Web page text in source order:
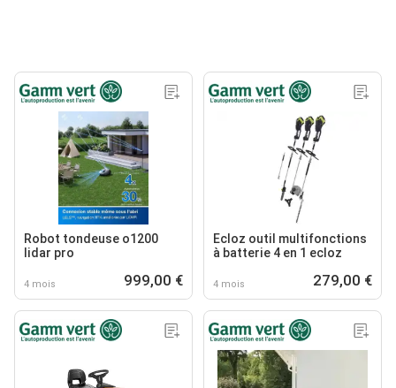
Robot tondeuse o1200
lidar pro
4 mois 999,00 €
Ecloz outil multifonctions
à batterie 4 en 1 ecloz
4 mois 279,00 €